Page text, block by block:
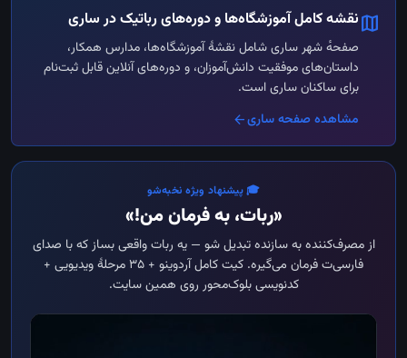
mapنقشه کامل آموزشگاه‌ها و دوره‌های رباتیک در ساری
صفحه‌ٔ شهر ساری شامل نقشهٔ آموزشگاه‌ها، مدارس همکار،
داستان‌های موفقیت دانش‌آموزان، و دوره‌های آنلاین قابل ثبت‌نام
برای ساکنان ساری است.
مشاهده صفحه ساریarrow_back
🎓 پیشنهاد ویژه نخبه‌شو
«ربات، به فرمان من!»
از مصرف‌کننده به سازنده تبدیل شو — یه ربات واقعی بساز که با صدای
فارسی‌ت فرمان می‌گیره. کیت کامل آردوینو + ۳۵ مرحلهٔ ویدیویی +
کدنویسی بلوک‌محور روی همین سایت.